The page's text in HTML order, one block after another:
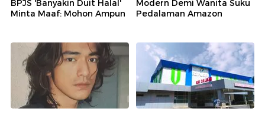
BPJS 'Banyakin Duit Halal'
Minta Maaf: Mohon Ampun
Modern Demi Wanita Suku
Pedalaman Amazon